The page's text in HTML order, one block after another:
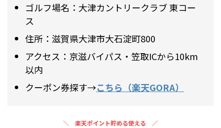
ゴルフ場名：大津カントリークラブ 東コー
ス
住所：滋賀県大津市大石淀町800
アクセス：京滋バイパス・笠取ICから10km
以内
クーポン券探す→こちら（楽天GORA）
楽天ポイント貯める使える